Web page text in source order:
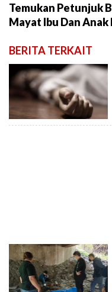
Temukan Petunjuk
Mayat Ibu Dan Anak
BERITA TERKAIT